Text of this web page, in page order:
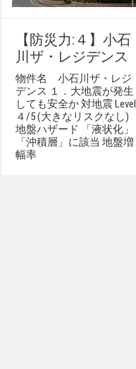
【防災力:４】小石
川ザ・レジデンス
物件名 小石川ザ・レジ
デンス １．大地震が発生
しても安全か 対地震 Level
４/5 (大きなリスクなし)
地盤ハザード 「液状化」
「沖積層」に該当 地盤増
幅率